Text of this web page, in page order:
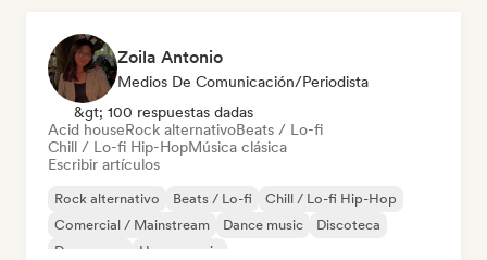
Zoila Antonio
Medios De Comunicación/Periodista
&gt; 100 respuestas dadas
Acid houseRock alternativoBeats / Lo-fi
Chill / Lo-fi Hip-HopMúsica clásica
Escribir artículos
Rock alternativo Beats / Lo-fi
Chill / Lo-fi Hip-Hop
Comercial / Mainstream
Dance music
Discoteca
Dream pop
House music